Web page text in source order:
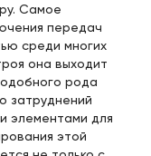
Самое
передач
среди многих
она выходит
рода
затруднений
элементами для
этой